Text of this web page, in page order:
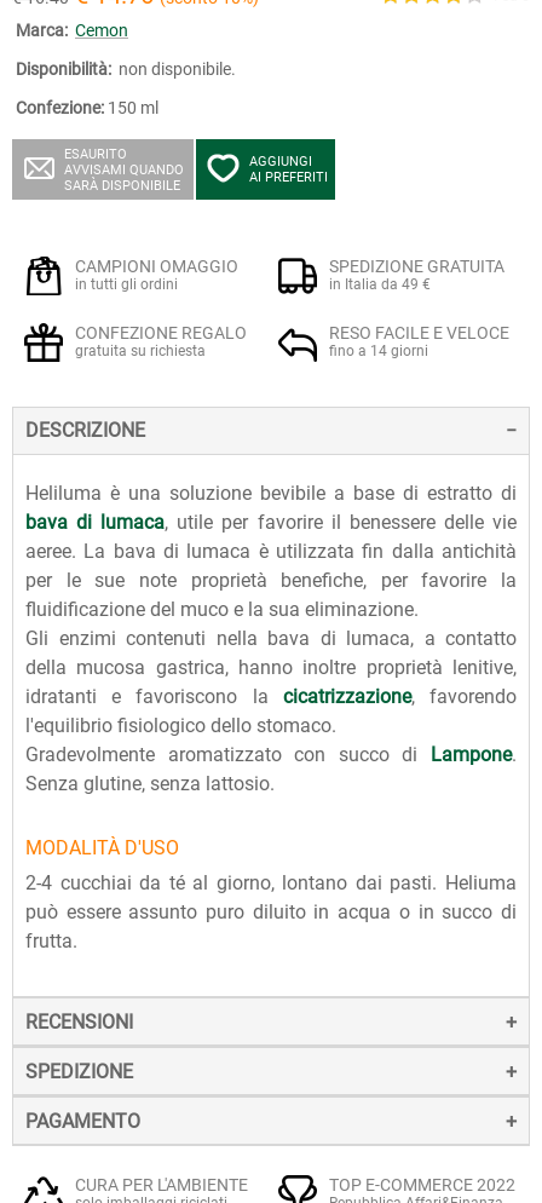
Marca: Cemon
Disponibilità: non disponibile.
Confezione: 150 ml
ESAURITO
AVVISAMI QUANDO
SARÀ DISPONIBILE
AGGIUNGI
AI PREFERITI
CAMPIONI OMAGGIO
in tutti gli ordini
SPEDIZIONE GRATUITA
in Italia da 49 €
CONFEZIONE REGALO
gratuita su richiesta
RESO FACILE E VELOCE
fino a 14 giorni
DESCRIZIONE
Heliluma è una soluzione bevibile a base di estratto di
bava di lumaca, utile per favorire il benessere delle vie
aeree. La bava di lumaca è utilizzata fin dalla antichità
per le sue note proprietà benefiche, per favorire la
fluidificazione del muco e la sua eliminazione.
Gli enzimi contenuti nella bava di lumaca, a contatto
della mucosa gastrica, hanno inoltre proprietà lenitive,
idratanti e favoriscono la cicatrizzazione, favorendo
l'equilibrio fisiologico dello stomaco.
Gradevolmente aromatizzato con succo di Lampone.
Senza glutine, senza lattosio.
MODALITÀ D'USO
2-4 cucchiai da té al giorno, lontano dai pasti. Heliuma
può essere assunto puro diluito in acqua o in succo di
frutta.
RECENSIONI
SPEDIZIONE
La spedizione dei prodotti avviene entro 24 ore dall'ordine
(sabato e festivi esclusi), tramite corriere SDA.
Quando l'ordine sarà spedito, riceverai una e-mail di
PAGAMENTO
Il pagamento degli ordini può avvenire:
CURA PER L'AMBIENTE TOP E-COMMERCE 2022